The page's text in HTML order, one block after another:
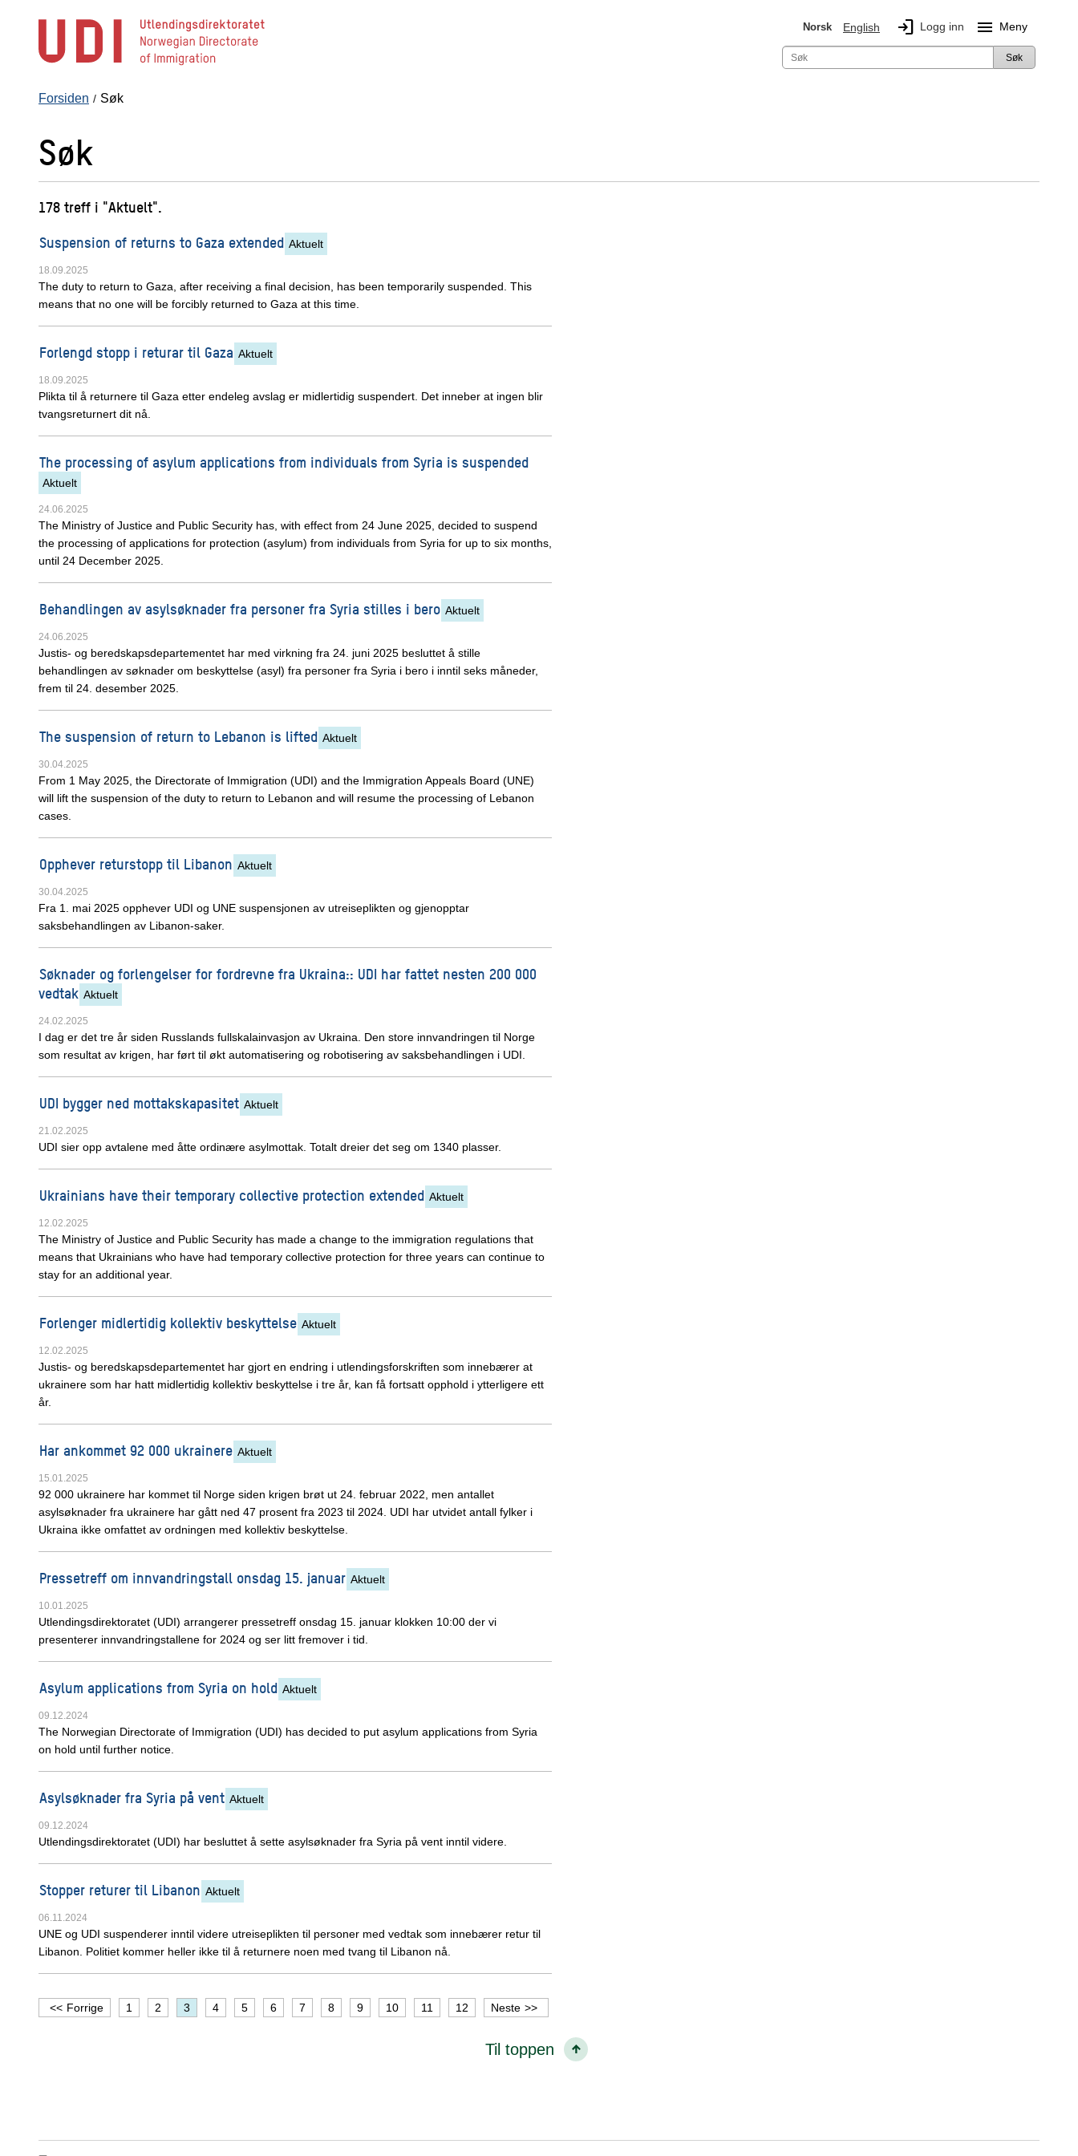
Norsk English login Logg inn menu Meny
Søk
Forsiden Søk
Søk
178 treff i "Aktuelt".
Suspension of returns to Gaza extended Aktuelt
18.09.2025
The duty to return to Gaza, after receiving a final decision, has been temporarily suspended. This
means that no one will be forcibly returned to Gaza at this time.
Forlengd stopp i returar til Gaza Aktuelt
18.09.2025
Plikta til å returnere til Gaza etter endeleg avslag er midlertidig suspendert. Det inneber at ingen blir
tvangsreturnert dit nå.
The processing of asylum applications from individuals from Syria is suspended
Aktuelt
24.06.2025
The Ministry of Justice and Public Security has, with effect from 24 June 2025, decided to suspend
the processing of applications for protection (asylum) from individuals from Syria for up to six months,
until 24 December 2025.
Behandlingen av asylsøknader fra personer fra Syria stilles i bero Aktuelt
24.06.2025
Justis- og beredskapsdepartementet har med virkning fra 24. juni 2025 besluttet å stille
behandlingen av søknader om beskyttelse (asyl) fra personer fra Syria i bero i inntil seks måneder,
frem til 24. desember 2025.
The suspension of return to Lebanon is lifted Aktuelt
30.04.2025
From 1 May 2025, the Directorate of Immigration (UDI) and the Immigration Appeals Board (UNE)
will lift the suspension of the duty to return to Lebanon and will resume the processing of Lebanon
cases.
Opphever returstopp til Libanon Aktuelt
30.04.2025
Fra 1. mai 2025 opphever UDI og UNE suspensjonen av utreiseplikten og gjenopptar
saksbehandlingen av Libanon-saker.
Søknader og forlengelser for fordrevne fra Ukraina:: UDI har fattet nesten 200 000
vedtak Aktuelt
24.02.2025
I dag er det tre år siden Russlands fullskalainvasjon av Ukraina. Den store innvandringen til Norge
som resultat av krigen, har ført til økt automatisering og robotisering av saksbehandlingen i UDI.
UDI bygger ned mottakskapasitet Aktuelt
21.02.2025
UDI sier opp avtalene med åtte ordinære asylmottak. Totalt dreier det seg om 1340 plasser.
Ukrainians have their temporary collective protection extended Aktuelt
12.02.2025
The Ministry of Justice and Public Security has made a change to the immigration regulations that
means that Ukrainians who have had temporary collective protection for three years can continue to
stay for an additional year.
Forlenger midlertidig kollektiv beskyttelse Aktuelt
12.02.2025
Justis- og beredskapsdepartementet har gjort en endring i utlendingsforskriften som innebærer at
ukrainere som har hatt midlertidig kollektiv beskyttelse i tre år, kan få fortsatt opphold i ytterligere ett
år.
Har ankommet 92 000 ukrainere Aktuelt
15.01.2025
92 000 ukrainere har kommet til Norge siden krigen brøt ut 24. februar 2022, men antallet
asylsøknader fra ukrainere har gått ned 47 prosent fra 2023 til 2024. UDI har utvidet antall fylker i
Ukraina ikke omfattet av ordningen med kollektiv beskyttelse.
Pressetreff om innvandringstall onsdag 15. januar Aktuelt
10.01.2025
Utlendingsdirektoratet (UDI) arrangerer pressetreff onsdag 15. januar klokken 10:00 der vi
presenterer innvandringstallene for 2024 og ser litt fremover i tid.
Asylum applications from Syria on hold Aktuelt
09.12.2024
The Norwegian Directorate of Immigration (UDI) has decided to put asylum applications from Syria
on hold until further notice.
Asylsøknader fra Syria på vent Aktuelt
09.12.2024
Utlendingsdirektoratet (UDI) har besluttet å sette asylsøknader fra Syria på vent inntil videre.
Stopper returer til Libanon Aktuelt
06.11.2024
UNE og UDI suspenderer inntil videre utreiseplikten til personer med vedtak som innebærer retur til
Libanon. Politiet kommer heller ikke til å returnere noen med tvang til Libanon nå.
Forrige 1 2 3 4 5 6 7 8 9 10 11 12 Neste
Til toppen